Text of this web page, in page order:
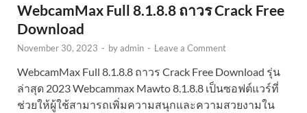
WebcamMax Full 8.1.8.8 ถาวร Crack Free
Download
November 30, 2023 - byadmin - Leave a Comment
WebcamMax Full 8.1.8.8 ถาวร Crack Free Download รุ่น
ล่าสุด 2023 Webcammax Mawto 8.1.8.8 เป็นซอฟต์แวร์ที่
ช่วยให้ผู้ใช้สามารถเพิ่มความสนุกและความสวยงามใน